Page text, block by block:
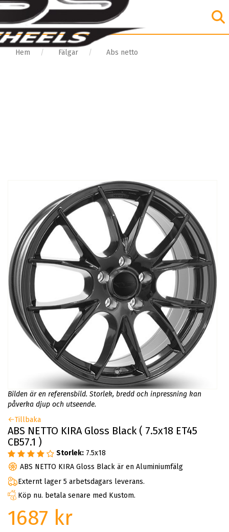
Hem Fälgar Abs netto
Bilden är en referensbild. Storlek, bredd och inpressning kan
påverka djup och utseende.
Tillbaka
ABS NETTO KIRA Gloss Black ( 7.5x18 ET45
CB57.1 )
Storlek: 7.5x18
ABS NETTO KIRA Gloss Black är en Aluminiumfälg
Externt lager 5 arbetsdagars leverans.
Köp nu. betala senare med Kustom.
1687 kr